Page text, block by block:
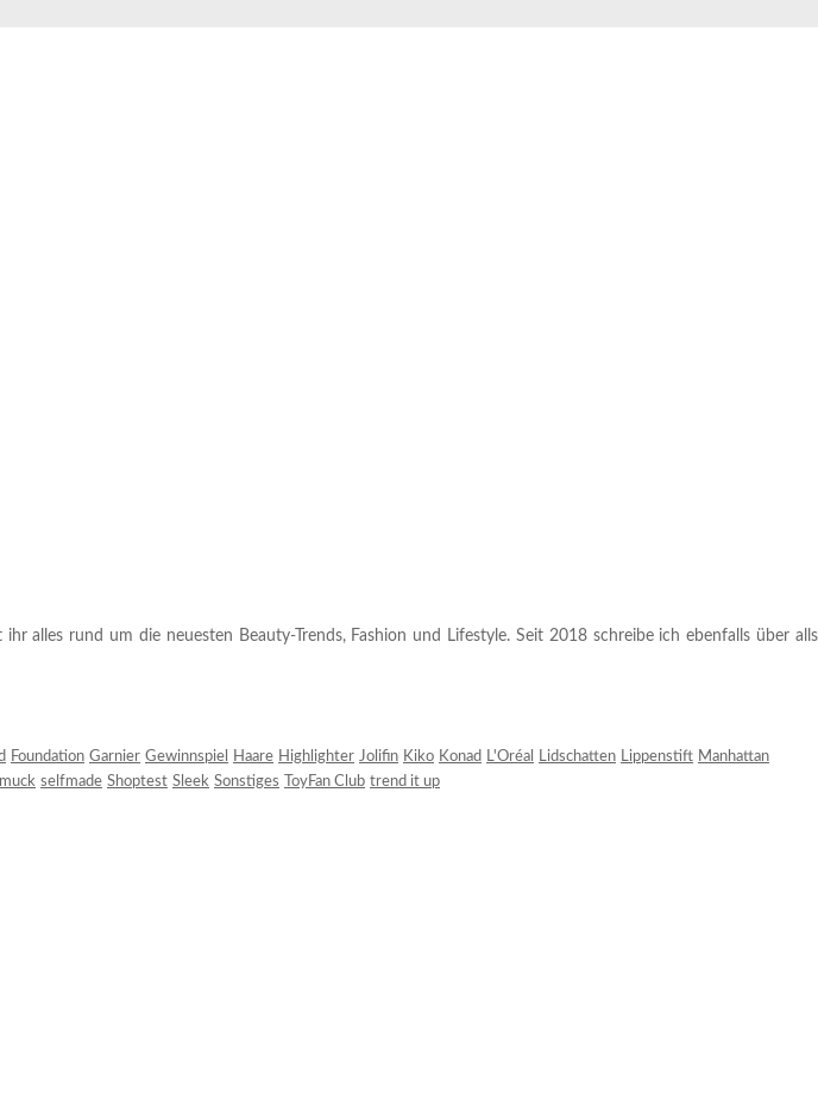
alles rund um die neuesten Beauty-Trends, Fashion und Lifestyle. Seit 2018 schreibe ich ebenfalls über alls
Foundation Garnier Gewinnspiel Haare Highlighter Jolifin Kiko Konad L'Oréal Lidschatten Lippenstift Manhattan
selfmade Shoptest Sleek Sonstiges ToyFan Club trend it up